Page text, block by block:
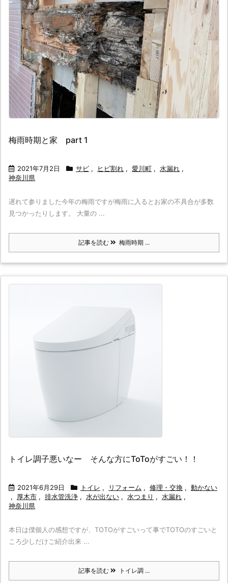
梅雨時期と家 part 1
2021年7月2日 サビ , ヒビ割れ , 愛川町 , 水漏れ ,
神奈川県
遅れて参りました今年の梅雨ですが梅雨に入るとお家の不具合が多数
見つかったりします。 大量の ...
記事を読む 梅雨時期 ...
トイレ調子悪いなー そんな方にToToがすごい！！
2021年6月29日 トイレ , リフォーム , 修理・交換 , 動かない
,
厚木市 , 排水管洗浄 , 水が出ない , 水つまり , 水漏れ ,
神奈川県
本日は僕個人の感想ですが、TOTOがすごいって事でTOTOのすごいと
ころ少しだけご紹介出来 ...
記事を読む トイレ調 ...